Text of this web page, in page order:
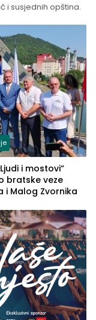
i susjednih opština.
i mostovi“
bratske veze
i Malog Zvornika